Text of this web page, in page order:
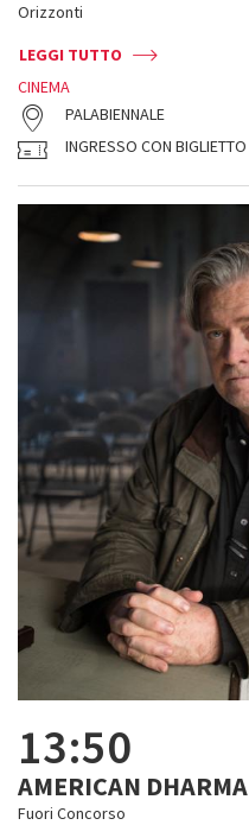
Orizzonti
LEGGI TUTTO
CINEMA
PALABIENNALE
INGRESSO CON BIGLIETTO
13:50
AMERICAN DHARMA
Fuori Concorso